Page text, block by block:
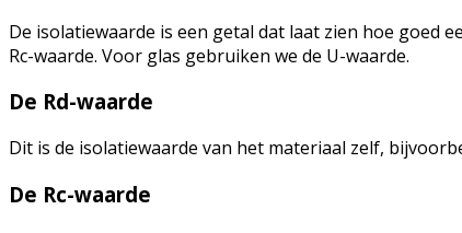
De isolatiewaarde is een getal dat laat zien hoe goed
Rc-waarde. Voor glas gebruiken we de U-waarde.
De Rd-waarde
Dit is de isolatiewaarde van het materiaal zelf,
De Rc-waarde